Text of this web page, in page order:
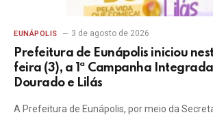
EUNÁPOLIS 3 de agosto de 2026
Prefeitura de Eunápolis iniciou
feira (3), a 1ª Campanha
Dourado e Lilás
A Prefeitura de Eunápolis, por meio da